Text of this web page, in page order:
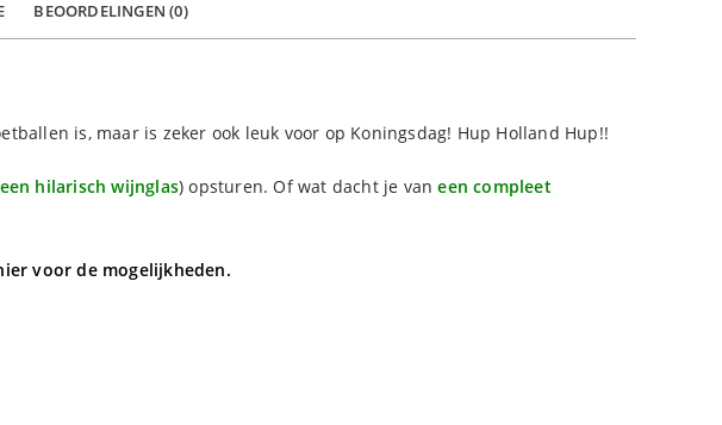
BEOORDELINGEN (0)
is, maar is zeker ook leuk voor op Koningsdag! Hup Holland Hup!!
een hilarisch wijnglas) opsturen. Of wat dacht je vaneen compleet
voor de mogelijkheden.